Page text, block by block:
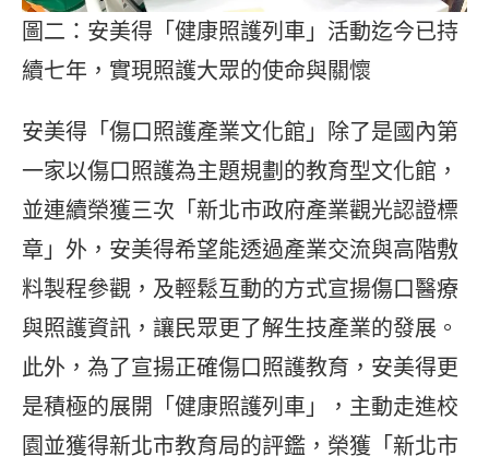
圖二：安美得「健康照護列車」活動迄今已持
續七年，實現照護大眾的使命與關懷
安美得「傷口照護產業文化館」除了是國內第
一家以傷口照護為主題規劃的教育型文化館，
並連續榮獲三次「新北市政府產業觀光認證標
章」外，安美得希望能透過產業交流與高階敷
料製程參觀，及輕鬆互動的方式宣揚傷口醫療
與照護資訊，讓民眾更了解生技產業的發展。
此外，為了宣揚正確傷口照護教育，安美得更
是積極的展開「健康照護列車」，主動走進校
園並獲得新北市教育局的評鑑，榮獲「新北市